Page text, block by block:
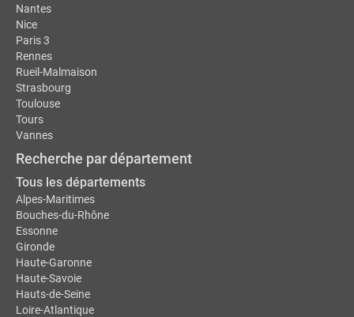
Nantes
Nice
Paris 3
Rennes
Rueil-Malmaison
Strasbourg
Toulouse
Tours
Vannes
Recherche par département
Tous les départements
Alpes-Maritimes
Bouches-du-Rhône
Essonne
Gironde
Haute-Garonne
Haute-Savoie
Hauts-de-Seine
Loire-Atlantique